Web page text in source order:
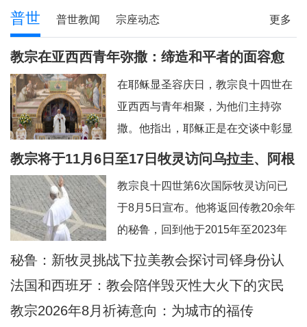
更多
普世 普世教闻 宗座动态
教宗在亚西西青年弥撒：缔造和平者的面容愈
加肖似基督
在耶稣显圣容庆日，教宗良十四世在
亚西西与青年相聚，为他们主持弥
撒。他指出，耶稣正是在交谈中彰显
神圣的容貌，因此我们也应该进入“对
及为数众多的其他青年，就是在亚西
西这里面容变得愈加肖似基督的。教
宗良十四世8月6日耶稣显圣容庆日在
意大利亚西西天使之后圣母大殿内主
持弥撒圣祭
教宗将于11月6日至17日牧灵访问乌拉圭、阿根
廷和秘鲁
教宗良十四世第6次国际牧灵访问已
于8月5日宣布。他将返回传教20余年
的秘鲁，回到他于2015年至2023年
担任主教的奇克拉约，并前往亚马逊
教宗方济各的出生地阿根廷，以及将
近40年没有教宗访问过的乌拉圭。被
秘鲁：新牧灵挑战下拉美教会探讨司铎身份认
同
法国和西班牙：教会陪伴毁灭性大火下的灾民
教宗2026年8月祈祷意向：为城市的福传